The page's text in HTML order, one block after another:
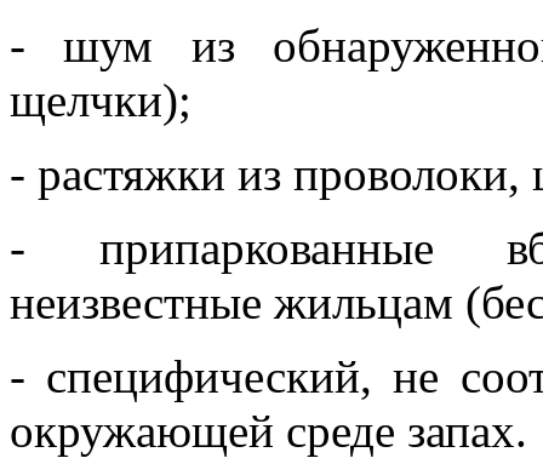
- шум из
щелчки);
- растяжки из проволоки,
- припаркованные
неизвестные жильцам
- специфический, не
окружающей среде запах.